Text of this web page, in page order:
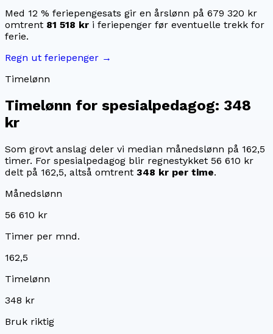
Med 12 % feriepengesats gir en årslønn på 679 320 kr
omtrent 81 518 kr i feriepenger før eventuelle trekk for
ferie.
Regn ut feriepenger →
Timelønn
Timelønn for spesialpedagog: 348
kr
Som grovt anslag deler vi median månedslønn på 162,5
timer. For spesialpedagog blir regnestykket 56 610 kr
delt på 162,5, altså omtrent 348 kr per time.
Månedslønn
56 610 kr
Timer per mnd.
162,5
Timelønn
348 kr
Bruk riktig